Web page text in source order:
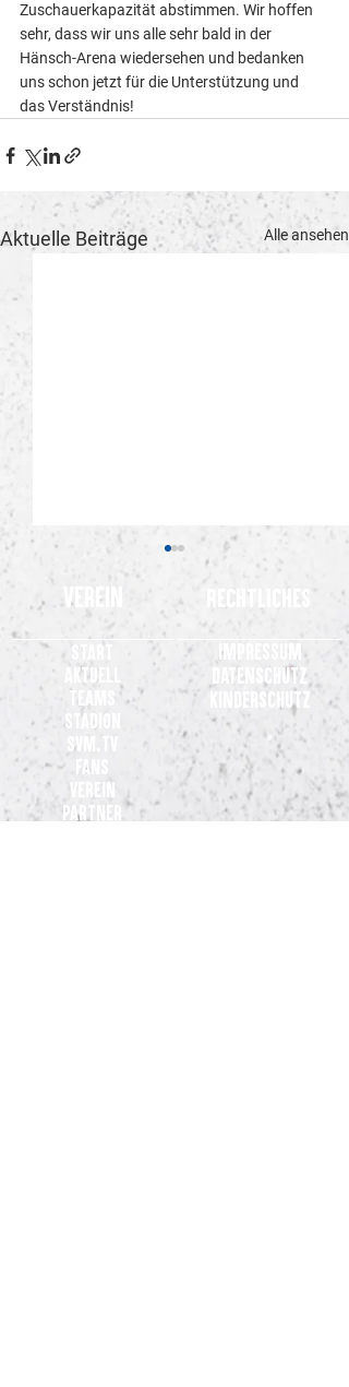
Zuschauerkapazität abstimmen. Wir hoffen
sehr, dass wir uns alle sehr bald in der
Hänsch-Arena wiedersehen und bedanken
uns schon jetzt für die Unterstützung und
das Verständnis!
Aktuelle Beiträge Alle ansehen
Gelungene Generalprobe: SV
Meppen gewinnt 3:0 beim VfL
Osnabrück
Verein Rechtliches
Start
Aktuell
Teams
Stadion
SVM.TV
Fans
Verein
Partner
Impressum
Datenschutz
Kinderschutz